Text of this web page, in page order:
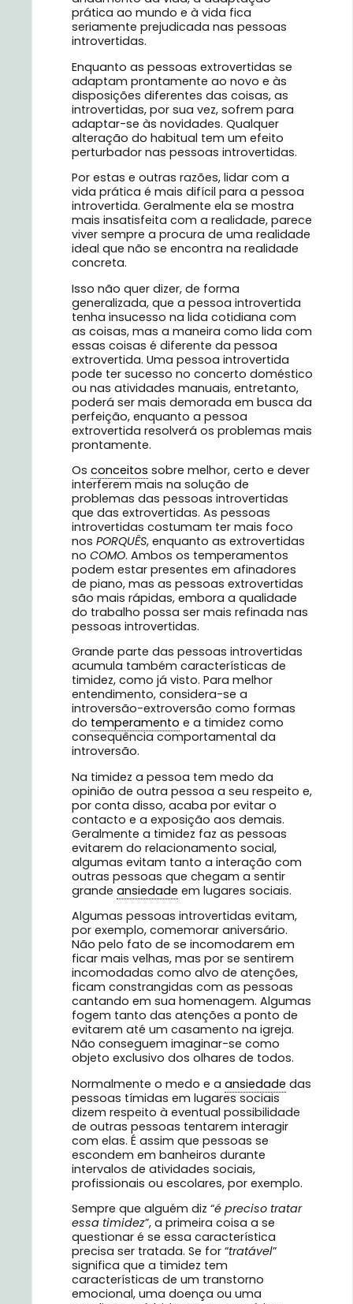
prática ao mundo e à vida fica
seriamente prejudicada nas pessoas
introvertidas.
Enquanto as pessoas extrovertidas se
adaptam prontamente ao novo e às
disposições diferentes das coisas, as
introvertidas, por sua vez, sofrem para
adaptar-se às novidades. Qualquer
alteração do habitual tem um efeito
perturbador nas pessoas introvertidas.
Por estas e outras razões, lidar com a
vida prática é mais difícil para a pessoa
introvertida. Geralmente ela se mostra
mais insatisfeita com a realidade, parece
viver sempre a procura de uma realidade
ideal que não se encontra na realidade
concreta.
Isso não quer dizer, de forma
generalizada, que a pessoa introvertida
tenha insucesso na lida cotidiana com
as coisas, mas a maneira como lida com
essas coisas é diferente da pessoa
extrovertida. Uma pessoa introvertida
pode ter sucesso no concerto doméstico
ou nas atividades manuais, entretanto,
poderá ser mais demorada em busca da
perfeição, enquanto a pessoa
extrovertida resolverá os problemas mais
prontamente.
Os conceitos sobre melhor, certo e dever
interferem mais na solução de
problemas das pessoas introvertidas
que das extrovertidas. As pessoas
introvertidas costumam ter mais foco
nos PORQUÊS, enquanto as extrovertidas
no COMO. Ambos os temperamentos
podem estar presentes em afinadores
de piano, mas as pessoas extrovertidas
são mais rápidas, embora a qualidade
do trabalho possa ser mais refinada nas
pessoas introvertidas.
Grande parte das pessoas introvertidas
acumula também características de
timidez, como já visto. Para melhor
entendimento, considera-se a
introversão-extroversão como formas
do temperamento e a timidez como
consequência comportamental da
introversão.
Na timidez a pessoa tem medo da
opinião de outra pessoa a seu respeito e,
por conta disso, acaba por evitar o
contacto e a exposição aos demais.
Geralmente a timidez faz as pessoas
evitarem do relacionamento social,
algumas evitam tanto a interação com
outras pessoas que chegam a sentir
grande ansiedade em lugares sociais.
Algumas pessoas introvertidas evitam,
por exemplo, comemorar aniversário.
Não pelo fato de se incomodarem em
ficar mais velhas, mas por se sentirem
incomodadas como alvo de atenções,
ficam constrangidas com as pessoas
cantando em sua homenagem. Algumas
fogem tanto das atenções a ponto de
evitarem até um casamento na igreja.
Não conseguem imaginar-se como
objeto exclusivo dos olhares de todos.
Normalmente o medo e a ansiedade das
pessoas tímidas em lugares sociais
dizem respeito à eventual possibilidade
de outras pessoas tentarem interagir
com elas. É assim que pessoas se
escondem em banheiros durante
intervalos de atividades sociais,
profissionais ou escolares, por exemplo.
Sempre que alguém diz “é preciso tratar
essa timidez”, a primeira coisa a se
questionar é se essa característica
precisa ser tratada. Se for “tratável”
significa que a timidez tem
características de um transtorno
emocional, uma doença ou uma